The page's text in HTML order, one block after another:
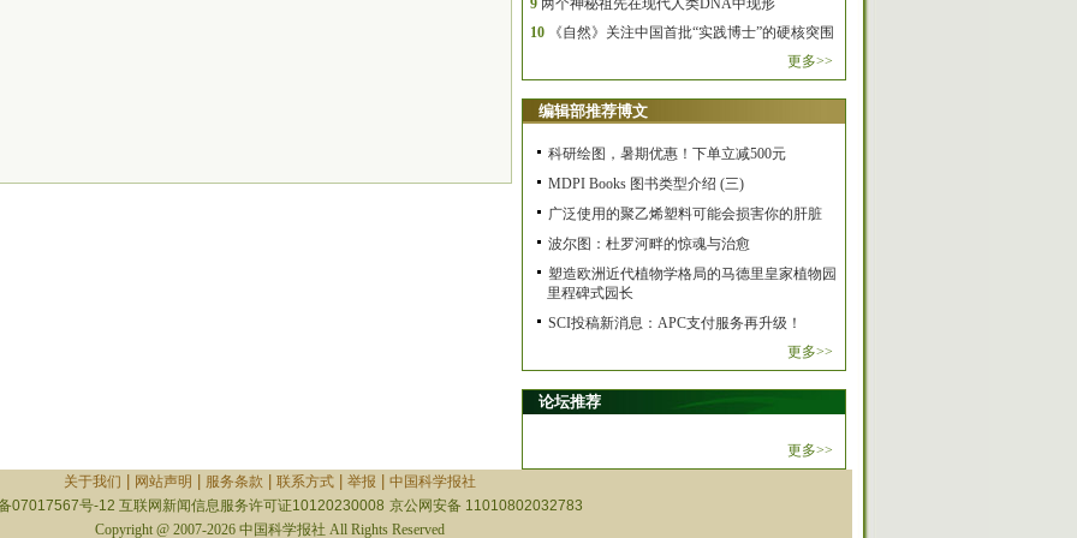
9 两个神秘祖先在现代人类DNA中现形
10
《自然》关注中国首批“实践博士”的硬核突围
更多>>
编辑部推荐博文
科研绘图，暑期优惠！下单立减500元
MDPI Books 图书类型介绍 (三)
广泛使用的聚乙烯塑料可能会损害你的肝脏
波尔图：杜罗河畔的惊魂与治愈
塑造欧洲近代植物学格局的马德里皇家植物园
里程碑式园长
SCI投稿新消息：APC支付服务再升级！
更多>>
论坛推荐
更多>>
关于我们
网站声明 服务条款 联系方式| 举报
中国科学报社
07017567号-12 互联网新闻信息服务许可证10120230008 京公网安备 11010802032783
Copyright @ 2007-2026 中国科学报社 All Rights Reserved